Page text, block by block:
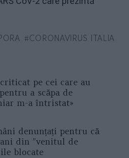
CORONAVIRUS ITALIA
pe cei care au
a scăpa de
m-a întristat»
denunțați pentru că
din ”venitul de
blocate